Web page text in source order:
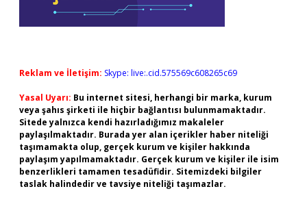
Reklam ve İletişim: Skype: live:.cid.575569c608265c69
Yasal Uyarı: Bu internet sitesi, herhangi bir marka, kurum
veya şahıs şirketi ile hiçbir bağlantısı bulunmamaktadır.
Sitede yalnızca kendi hazırladığımız makaleler
paylaşılmaktadır. Burada yer alan içerikler haber niteliği
taşımamakta olup, gerçek kurum ve kişiler hakkında
paylaşım yapılmamaktadır. Gerçek kurum ve kişiler ile isim
benzerlikleri tamamen tesadüfidir. Sitemizdeki bilgiler
taslak halindedir ve tavsiye niteliği taşımazlar.